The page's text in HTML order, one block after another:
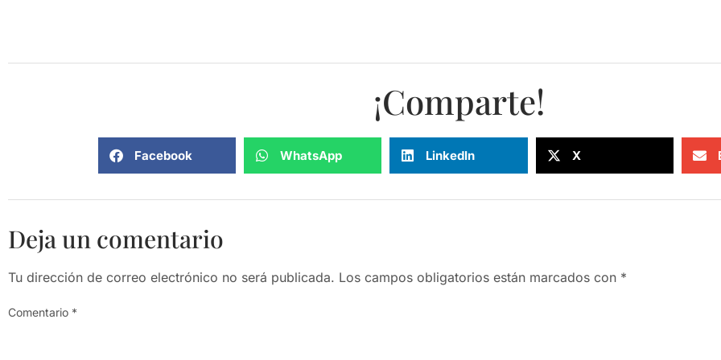
¡Comparte!
Facebook WhatsApp LinkedIn X
Deja un comentario
Tu dirección de correo electrónico no será publicada. Los campos obligatorios están marcados con *
Comentario *